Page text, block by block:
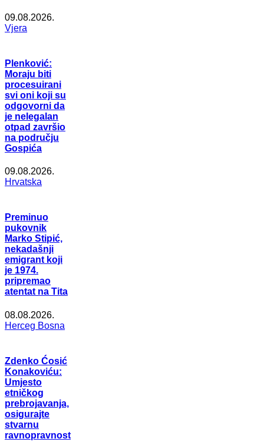
09.08.2026.
Vjera
Plenković:
Moraju biti
procesuirani
svi oni koji su
odgovorni da
je nelegalan
otpad završio
na području
Gospića
09.08.2026.
Hrvatska
Preminuo
pukovnik
Marko Stipić,
nekadašnji
emigrant koji
je 1974.
pripremao
atentat na Tita
08.08.2026.
Herceg Bosna
Zdenko Ćosić
Konakoviću:
Umjesto
etničkog
prebrojavanja,
osigurajte
stvarnu
ravnopravnost